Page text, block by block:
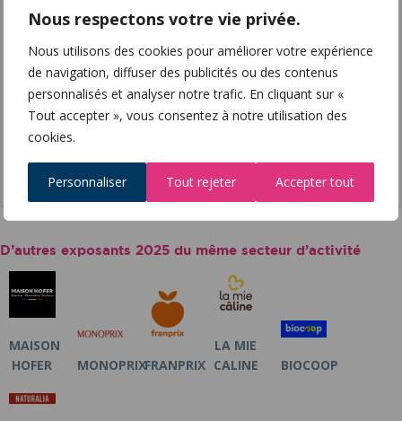
Nous respectons votre vie privée.
Nous utilisons des cookies pour améliorer votre expérience
de navigation, diffuser des publicités ou des contenus
personnalisés et analyser notre trafic. En cliquant sur «
Tout accepter », vous consentez à notre utilisation des
cookies.
Personnaliser Tout rejeter Accepter tout
45110 CHATEAU-SUR-LOIRE
Interlocuteur
Floriane VINCENT
floriane.vincent@codifrance.fr
06 79 58 03 52
à mes favoris
D’autres exposants 2025 du même secteur d’activité
MAISON
HOFER
MONOPRIXFRANPRIX
LA MIE
CALINE
BIOCOOP